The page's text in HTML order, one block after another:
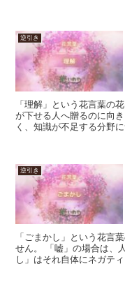
逆引き
「理解」という花言葉の
が下せる人へ贈るのに向
く、知識が不足する分野
逆引き
「ごまかし」という花言
せん。 「嘘」の場合は、
し」はそれ自体にネガテ